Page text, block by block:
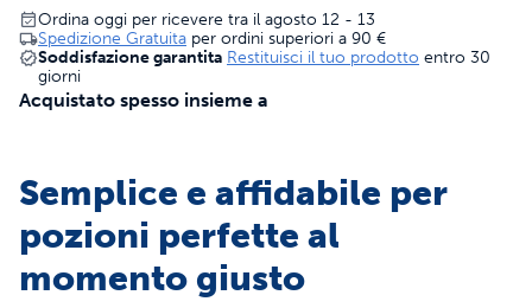
Ordina oggi per ricevere tra il agosto 12 - 13
Spedizione Gratuita per ordini superiori a 90 €
Soddisfazione garantita Restituisci il tuo prodotto entro 30
giorni
Acquistato spesso insieme a
Semplice e affidabile per
pozioni perfette al
momento giusto